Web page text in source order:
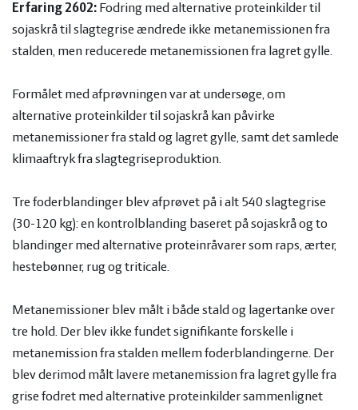
vandmiljø
Økologi
Økonomi
ledelse
dyr
og
ledelse
Øvrige
dyr
Erfaring 2602: Fodring med alternative proteinkilder til
sojaskrå til slagtegrise ændrede ikke metanemissionen fra
stalden, men reducerede metanemissionen fra lagret gylle.
Formålet med afprøvningen var at undersøge, om
alternative proteinkilder til sojaskrå kan påvirke
metanemissioner fra stald og lagret gylle, samt det samlede
klimaaftryk fra slagtegriseproduktion.
Tre foderblandinger blev afprøvet på i alt 540 slagtegrise
(30-120 kg): en kontrolblanding baseret på sojaskrå og to
blandinger med alternative proteinråvarer som raps, ærter,
hestebønner, rug og triticale.
Metanemissioner blev målt i både stald og lagertanke over
tre hold. Der blev ikke fundet signifikante forskelle i
metanemission fra stalden mellem foderblandingerne. Der
blev derimod målt lavere metanemission fra lagret gylle fra
grise fodret med alternative proteinkilder sammenlignet